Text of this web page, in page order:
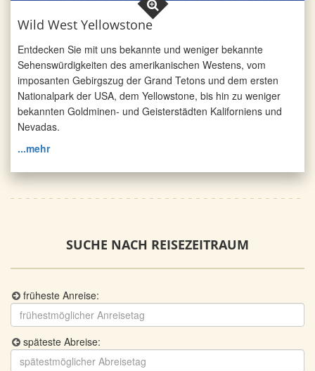
Wild West Yellowstone
Entdecken Sie mit uns bekannte und weniger bekannte
Sehens­würdig­keiten des amerikanischen Westens, vom
imposanten Gebirgszug der Grand Tetons und dem ersten
Nationalpark der USA, dem Yellowstone, bis hin zu weniger
bekannten Goldminen- und Geisterstädten Kaliforniens und
Nevadas.
...mehr
SUCHE NACH REISEZEITRAUM
früheste Anreise:
späteste Abreise: